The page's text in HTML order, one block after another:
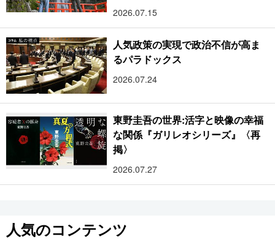
2026.07.15
人気政策の実現で政治不信が高ま
るパラドックス
2026.07.24
東野圭吾の世界:活字と映像の幸福
な関係『ガリレオシリーズ』〈再
掲〉
2026.07.27
人気のコンテンツ